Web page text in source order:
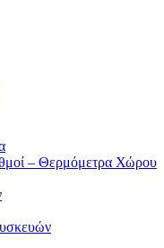
– Θερμόμετρα Χώρου